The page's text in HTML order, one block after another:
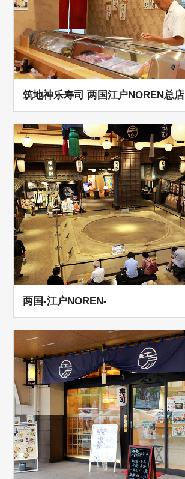
筑地神乐寿司 两国江户NOREN总店
两国-江户NOREN-